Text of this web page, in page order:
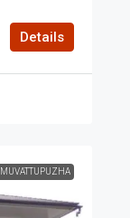
Details
MUVATTUPUZHA